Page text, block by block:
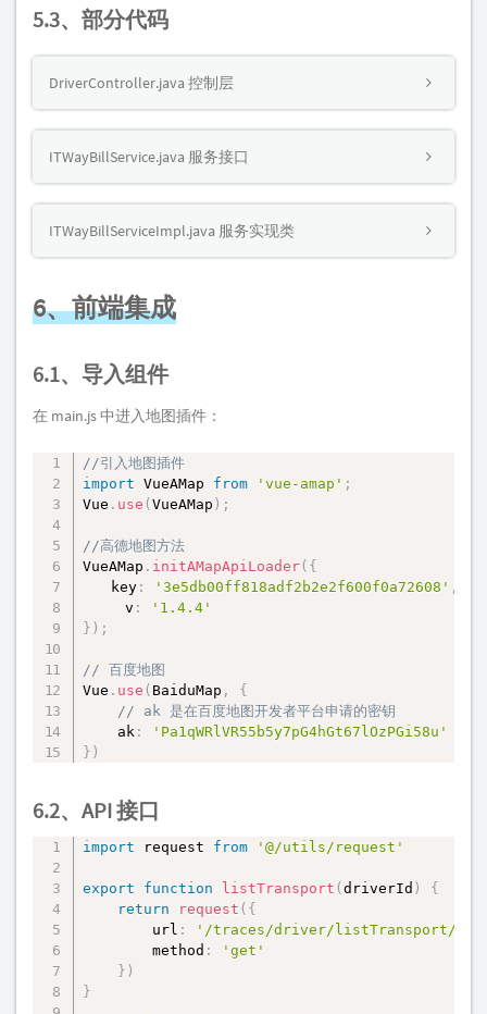
5.3、部分代码
DriverController.java 控制层
ITWayBillService.java 服务接口
ITWayBillServiceImpl.java 服务实现类
6、前端集成
6.1、导入组件
在 main.js 中进入地图插件：
//引入地图插件
import VueAMap from 'vue-amap' ;
Vue . use ( VueAMap ) ;
//高德地图方法
VueAMap . initAMapApiLoader( {
key: '3e5db00ff818adf2b2e2f600f0a72608' ,
v :
'1.4.4'
} ) ;
// 百度地图
Vue . use ( BaiduMap ,
{
// ak 是在百度地图开发者平台申请的密钥
    ak
:
'Pa1qWRlVR55b5y7pG4hGt67lOzPGi58u'
} )
6.2、API 接口
import request from '@/utils/request'
export function listTransport ( driverId )
{
return
request ( {
        url
: '/traces/driver/listTransport/'
        method
:
'get'
} )
}